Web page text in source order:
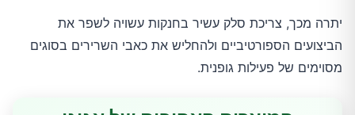
יתרה מכך, צריכת סלק עשיר בחנקות עשויה לשפר את
הביצועים הספורטיביים ולהחליש את כאבי השרירים בסוגים
מסוימים של פעילות גופנית.